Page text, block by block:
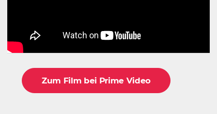
Zum Film bei Prime Video